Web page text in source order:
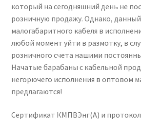
который на сегодняшний день не
розничную продажу. Однако,
малогабаритного кабеля в
любой момент уйти в размотку, в
розничного счета нашими
Начатые барабаны с кабельной
негорючего исполнения в оптовом
предлагаются!
Сертификат КМПВЭнг(А) и